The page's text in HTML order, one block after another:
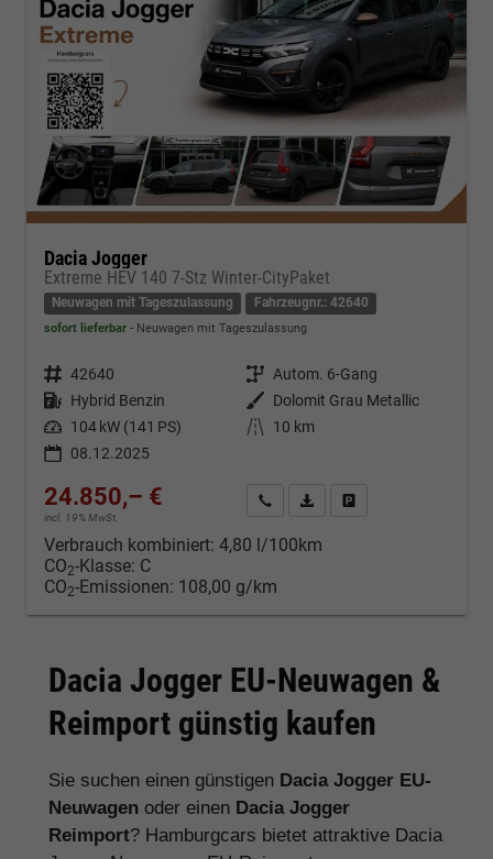
Dacia Jogger
Extreme HEV 140 7-Stz Winter-CityPaket
Neuwagen mit Tageszulassung Fahrzeugnr.: 42640
sofort lieferbar Neuwagen mit Tageszulassung
Fahrzeugnr. 42640 Getriebe Autom. 6-Gang
Kraftstoff Hybrid Benzin Außenfarbe
Dolomit Grau Metallic
Leistung 104 kW (141 PS) Kilometerstand
10 km
08.12.2025
24.850,– €
incl. 19% MwSt.
Kontakt & Angebot anfordern
PDF-Datei, Fahrzeugexposé
Verbrauch kombiniert: 4,80 l/100km
CO2-Klasse: C
CO2-Emissionen: 108,00 g/km
Dacia Jogger EU-Neuwagen &
Reimport günstig kaufen
Sie suchen einen günstigen Dacia Jogger EU-
Neuwagen oder einen Dacia Jogger
Reimport? Hamburgcars bietet attraktive Dacia